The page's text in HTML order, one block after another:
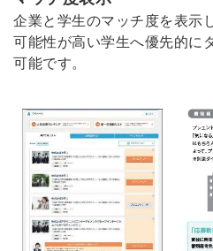
企業と学生のマッチ度を表示
可能性が高い学生へ優先的に
可能です。